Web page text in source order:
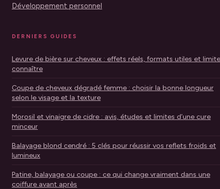
Développement personnel
DERNIERS GUIDES
Levure de bière sur cheveux : effets réels, formats utiles et
connaître
Coupe de cheveux dégradé femme : choisir la bonne longueur
selon le visage et la texture
Morosil et vinaigre de cidre : avis, études et limites d’une cure
minceur
Balayage blond cendré : 5 clés pour réussir vos reflets froids et
lumineux
Patine, balayage ou coupe : ce qui change vraiment dans une
coiffure avant après